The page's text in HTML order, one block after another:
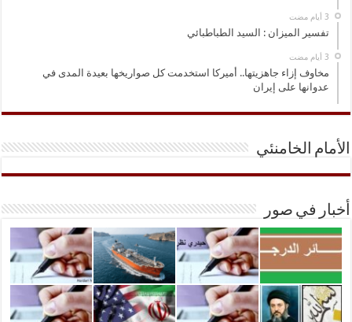
تفسير الميزان : السيد الطباطبائي
مخاوف إزاء جاهزيتها.. أميركا استخدمت كل صواريخها بعيدة المدى في
عدوانها على إيران
الأمام الخامنئي
أخبار في صور